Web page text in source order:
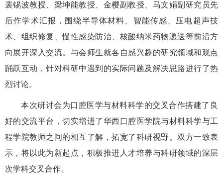
裴锡波教授、梁坤能教授、金樱副教授、马文娟副研究员先
后作学术汇报，围绕半导体材料、智能传感、压电超声技
术、组织修复、慢性感染防治、核酸纳米药物递送等前沿方
向展开深入交流。与会师生就各自感兴趣的研究领域和观点
踊跃互动，针对科研中遇到的实际问题及解决思路进行了热
烈讨论。
本次研讨会为口腔医学与材料科学的交叉合作搭建了良
好的交流平台，切实增进了华西口腔医学院与材料科学与工
程学院教师之间的相互了解，拓宽了科研视野。双方一致表
示，将以此为新起点，积极推进人才培养与科研领域的深层
次学科交叉合作。